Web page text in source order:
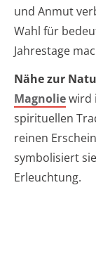
und Anmut
Wahl für
Jahrestage
Nähe zur
Magnoliewird
spirituellen
reinen
symbolisiert
Erleuchtung.